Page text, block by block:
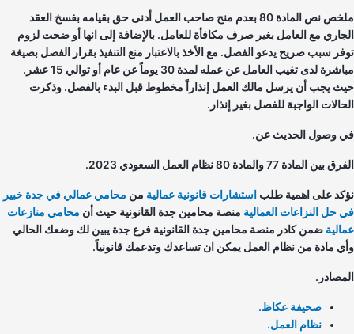
ملخص نص المادة 80 بعدم منح صاحب العمل أدنى حق بقيامه بفسخ العقد
مع العامل بغير صرف مكافأة للعامل. بالإضافة إلى انها أو ضحت لزوم
سبب صريح يدعو الفصل. مع الأخذ بالاعتبار منع التنفيذ بقرار الفصل بصيغة
مباشرة لدى تغيب العامل عن عمله لمدة 30 يوماً عن عام أو توالي 15 عشر.
يجب أن يرسل مالك العمل إنذاراً مخطوط قبل البدء بالفصل. وذكرت
الواجبة للفصل بغير إنذار.
وصول الحديث عن.
المادة 77 والمادة 80 نظام العمل السعودي 2023.
على اهمية طلباستشارات قانونية عماليةمنمحامي عمالي في جدة خبير
حل النزاعات العماليةمنصة محامين جدة القانونية حيث أنمحامي منازعات
ضمن كادر منصة محامين جدة القانونية فرع جدة يبين لك وضعك الحالي
مادة من نظام العمل يمكن ان تساعدك وتدعمك قانونياً.
صحيفة عكاظ.
نظام العمل.